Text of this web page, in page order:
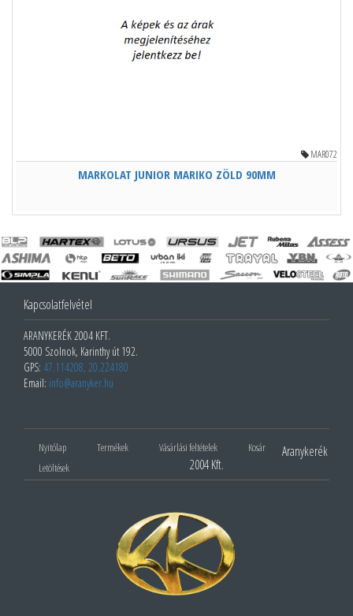
MAR072
MARKOLAT JUNIOR MARIKO ZÖLD 90MM
Kapcsolatfelvétel
ARANYKERÉK 2004 KFT.
5000 Szolnok, Karinthy út 192.
GPS: 47.114208, 20.224180
Email: info@aranyker.hu
Nyitólap Termékek Vásárlási feltételek
Kosár
Letöltések
Aranykerék
2004 Kft.